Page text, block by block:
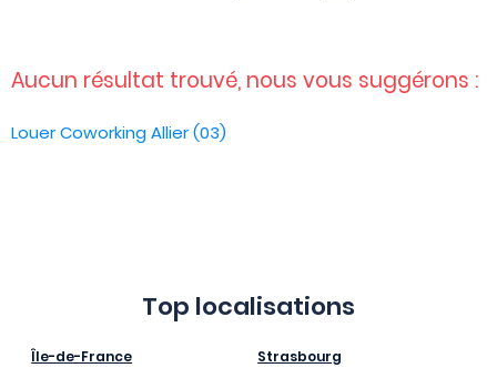
Aucun résultat trouvé, nous vous suggérons :
Louer Coworking Allier (03)
Top localisations
Île-de-France
Strasbourg